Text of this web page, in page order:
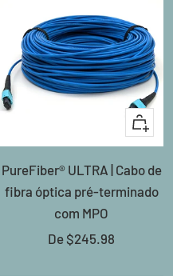
Olhada
rápida
PureFiber® ULTRA | Cabo de
fibra óptica pré-terminado
com MPO
Preço
De $245.98